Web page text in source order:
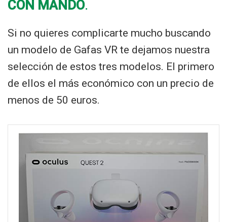
CON MANDO.
Si no quieres complicarte mucho buscando
un modelo de Gafas VR te dejamos nuestra
selección de estos tres modelos. El primero
de ellos el más económico con un precio de
menos de 50 euros.